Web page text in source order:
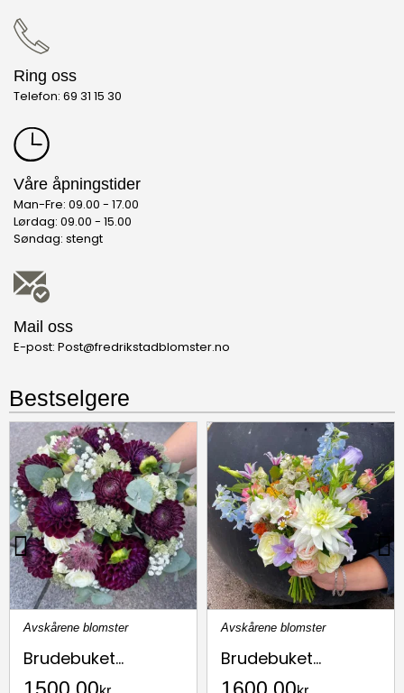
Ring oss
Telefon: 69 31 15 30
Våre åpningstider
Man-Fre: 09.00 - 17.00
Lørdag: 09.00 - 15.00
Søndag: stengt
Mail oss
E-post: Post@fredrikstadblomster.no
Bestselgere
Avskårene blomster
Brudebuket...
1500,00
Avskårene blomster
Brudebuket...
1600,00